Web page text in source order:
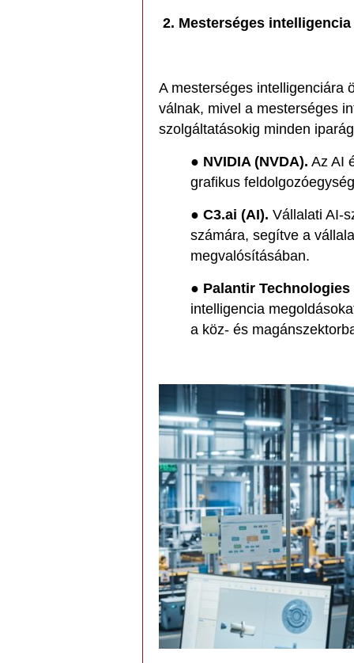
2. Mesterséges
A mesterséges intelligenciára
válnak, mivel a mesterséges
szolgáltatásokig minden
● NVIDIA (NVDA). Az AI
grafikus
● C3.ai (AI). Vállalati AI-
számára, segítve a
megvalósításában.
● Palantir Technologies
intelligencia
a köz- és